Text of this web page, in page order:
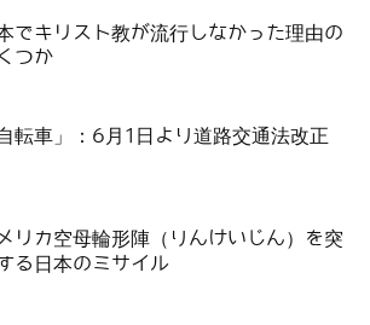
でキリスト教が流行しなかった理由の
つか
自転車」：6月1日より道路交通法改正
リカ空母輪形陣（りんけいじん）を突
る日本のミサイル